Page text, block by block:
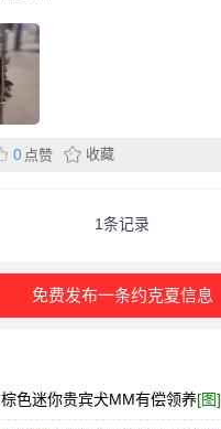
0 点赞 收藏
1条记录
免费发布一条约克夏信息
棕色迷你贵宾犬MM有偿领养[图]